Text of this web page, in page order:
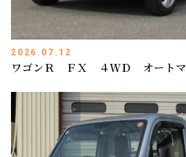
2026.07.12
ワゴンＲ ＦＸ ４ＷＤ オートマ